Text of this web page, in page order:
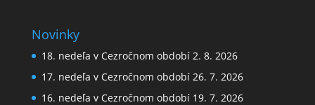
Novinky
18. nedeľa v Cezročnom období 2. 8. 2026
17. nedeľa v Cezročnom období 26. 7. 2026
16. nedeľa v Cezročnom období 19. 7. 2026